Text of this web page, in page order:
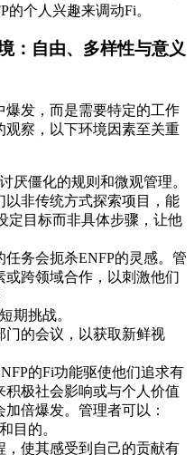
的个人兴趣来调动Fi。
：自由、多样性与意义
爆发，而是需要特定的工作
察，以下环境因素至关重
讨厌僵化的规则和微观管理。
非传统方式探索项目，能
定目标而非具体步骤，让他
任务会扼杀ENFP的灵感。管
跨领域合作，以刺激他们
期挑战。
门的会议，以获取新鲜视
的Fi功能驱使他们追求有
极社会影响或与个人价值
倍爆发。管理者可以：
目的。
，使其感受到自己的贡献有